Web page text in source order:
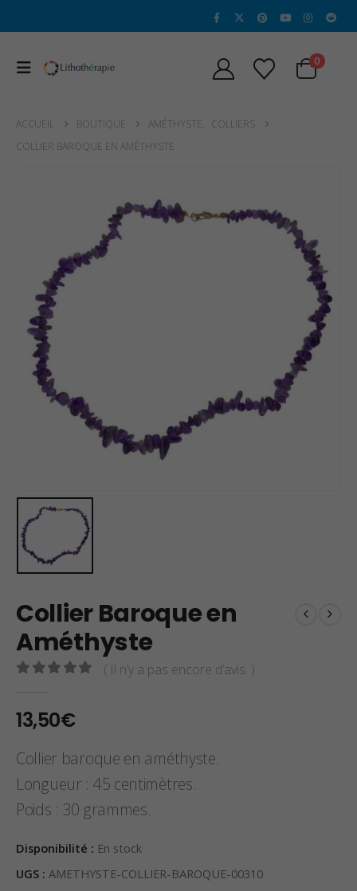
0
ACCUEIL BOUTIQUE AMÉTHYSTE, COLLIERS
COLLIER BAROQUE EN AMÉTHYSTE
Collier Baroque en
Améthyste
( Il n’y a pas encore d’avis. )
13,50€
Collier baroque en améthyste.
Longueur : 45 centimètres.
Poids : 30 grammes.
Disponibilité : En stock
UGS : AMETHYSTE-COLLIER-BAROQUE-00310